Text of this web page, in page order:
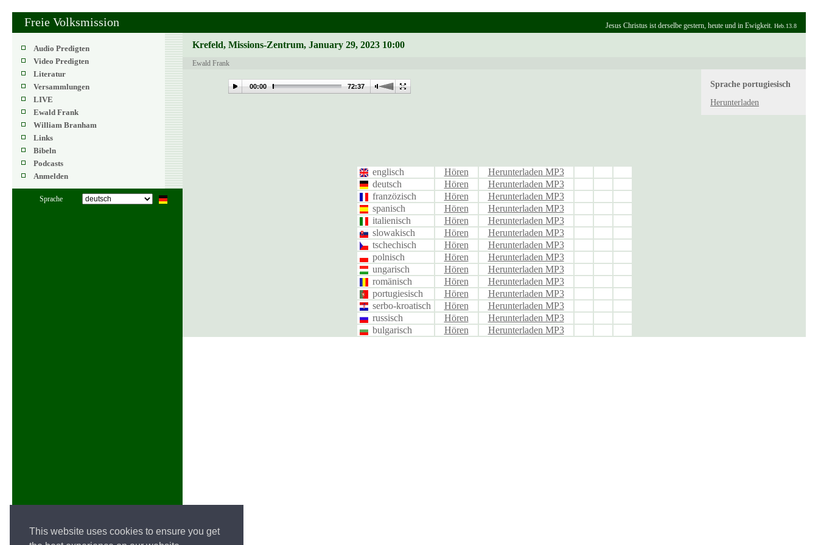
This website uses cookies to ensure you get
Freie Volksmission Jesus Christus ist derselbe gestern, heute und in Ewigkeit. Heb.13.8
Audio Predigten
Video Predigten
Literatur
Versammlungen
LIVE
Ewald Frank
William Branham
Links
Bibeln
Podcasts
Anmelden
Sprache
Krefeld, Missions-Zentrum, January 29, 2023 10:00
Ewald Frank
Sprache portugiesisch
Herunterladen
00:00 72:37
englisch Hören
Herunterladen MP3
deutsch
Hören
Herunterladen MP3
franzözisch
Hören
Herunterladen MP3
spanisch
Hören
Herunterladen MP3
italienisch
Hören
Herunterladen MP3
slowakisch
Hören
Herunterladen MP3
tschechisch
Hören
Herunterladen MP3
polnisch
Hören
Herunterladen MP3
ungarisch
Hören
Herunterladen MP3
romänisch
Hören
Herunterladen MP3
portugiesisch
Hören
Herunterladen MP3
serbo-kroatisch
Hören
Herunterladen MP3
russisch
Hören
Herunterladen MP3
bulgarisch
Hören Herunterladen MP3